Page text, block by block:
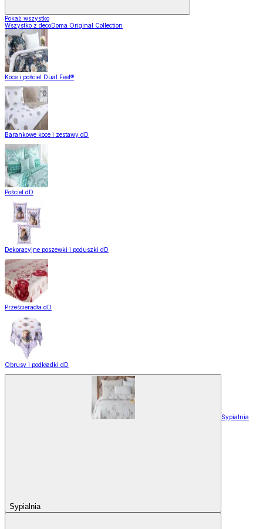
Pokaż wszystko
Wszystko z decoDoma Original Collection
Koce i pościel Dual Feel®
Barankowe koce i zestawy dD
Pościel dD
Dekoracyjne poszewki i poduszki dD
Prześcieradła dD
Obrusy i podkładki dD
Sypialnia
Sypialnia